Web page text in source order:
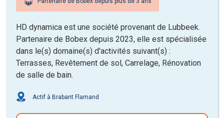
HD dynamica est une société provenant de Lubbeek.
Partenaire de Bobex depuis 2023, elle est spécialisée
dans le(s) domaine(s) d'activités suivant(s) :
Terrasses, Revêtement de sol, Carrelage, Rénovation
de salle de bain.
Actif à Brabant Flamand